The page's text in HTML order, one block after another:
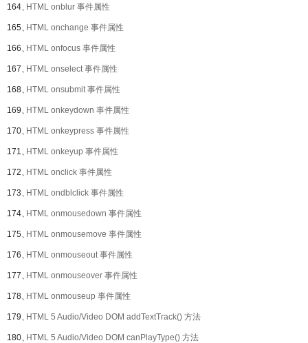
164、HTML onblur 事件属性
165、HTML onchange 事件属性
166、HTML onfocus 事件属性
167、HTML onselect 事件属性
168、HTML onsubmit 事件属性
169、HTML onkeydown 事件属性
170、HTML onkeypress 事件属性
171、HTML onkeyup 事件属性
172、HTML onclick 事件属性
173、HTML ondblclick 事件属性
174、HTML onmousedown 事件属性
175、HTML onmousemove 事件属性
176、HTML onmouseout 事件属性
177、HTML onmouseover 事件属性
178、HTML onmouseup 事件属性
179、HTML 5 Audio/Video DOM addTextTrack() 方法
180、HTML 5 Audio/Video DOM canPlayType() 方法